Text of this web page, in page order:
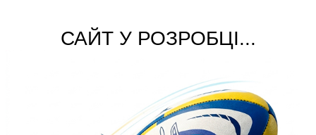
САЙТ У РОЗРОБЦІ...